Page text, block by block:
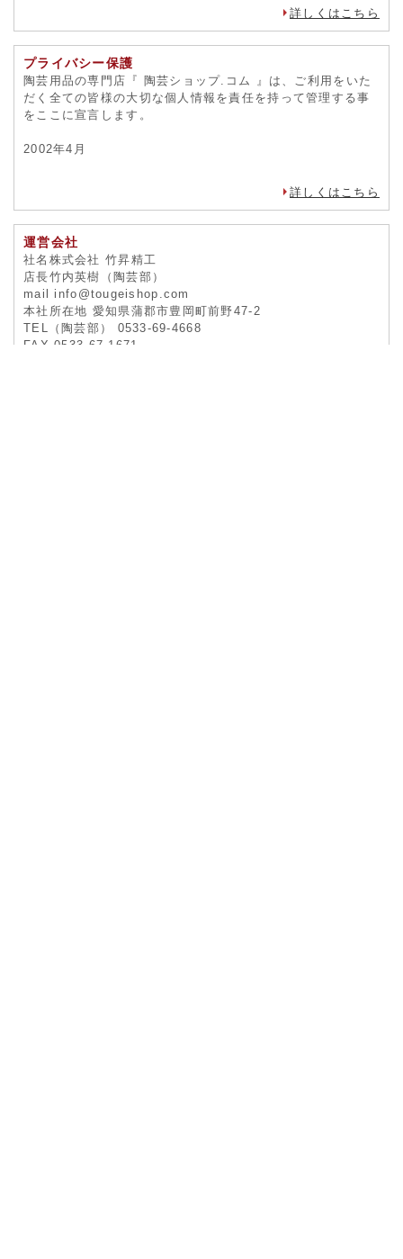
※返品・交換をお断りする場合もございます。
プライバシー保護
だく全ての皆様の大切な個人情報を責任を持って管理する事
運営会社
社名株式会社 竹昇精工
店長竹内英樹（陶芸部）
mail info@tougeishop.com